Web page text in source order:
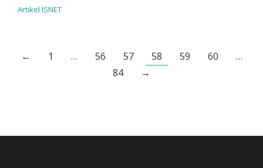
Artikel ISNET
← 1 … 56 57 58 59 60
…
84
→